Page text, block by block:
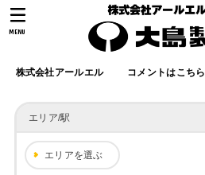
株式会社アールエル コメントはこちら
MENU
エリア/駅
エリアを選ぶ